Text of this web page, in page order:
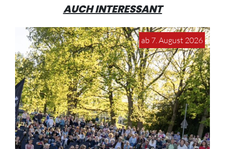
AUCH INTERESSANT
ab 7. August 2026